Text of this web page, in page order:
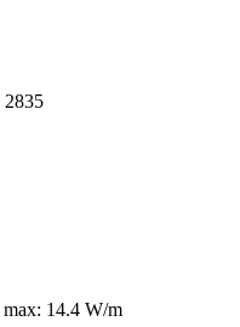
14.4 W/m